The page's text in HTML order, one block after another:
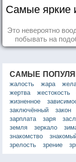
Самые яркие
Это невероятно
побывать на
САМЫЕ
жалость
жара
жертва
жестокость
жизненное
заключённый
закон
зарплата
заря
земля
зеркало
знакомство
зрелость
зрение